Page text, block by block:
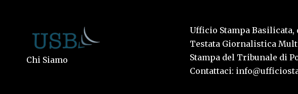
Chi Siamo
Ufficio Stampa
Testata Giornalistica
Stampa del Tribunale di
Contattaci: